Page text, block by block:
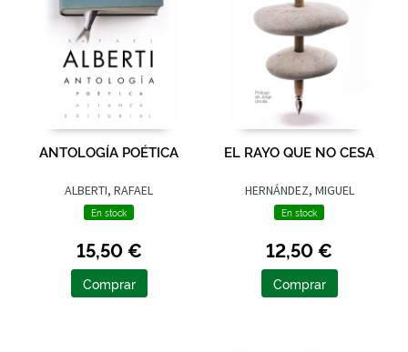
ANTOLOGÍA POÉTICA
ALBERTI, RAFAEL
En stock
15,50 €
Comprar
EL RAYO QUE NO CESA
HERNÁNDEZ, MIGUEL
En stock
12,50 €
Comprar